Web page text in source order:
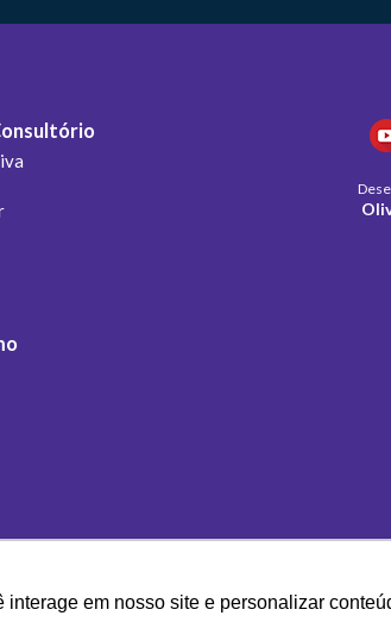
em nosso site e personalizar